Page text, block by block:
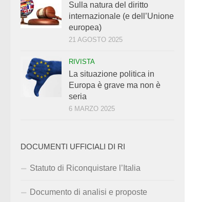
Sulla natura del diritto
internazionale (e dell’Unione
europea)
21 AGOSTO 2025
RIVISTA
La situazione politica in
Europa è grave ma non è
seria
6 MARZO 2025
DOCUMENTI UFFICIALI DI RI
Statuto di Riconquistare l’Italia
Documento di analisi e proposte